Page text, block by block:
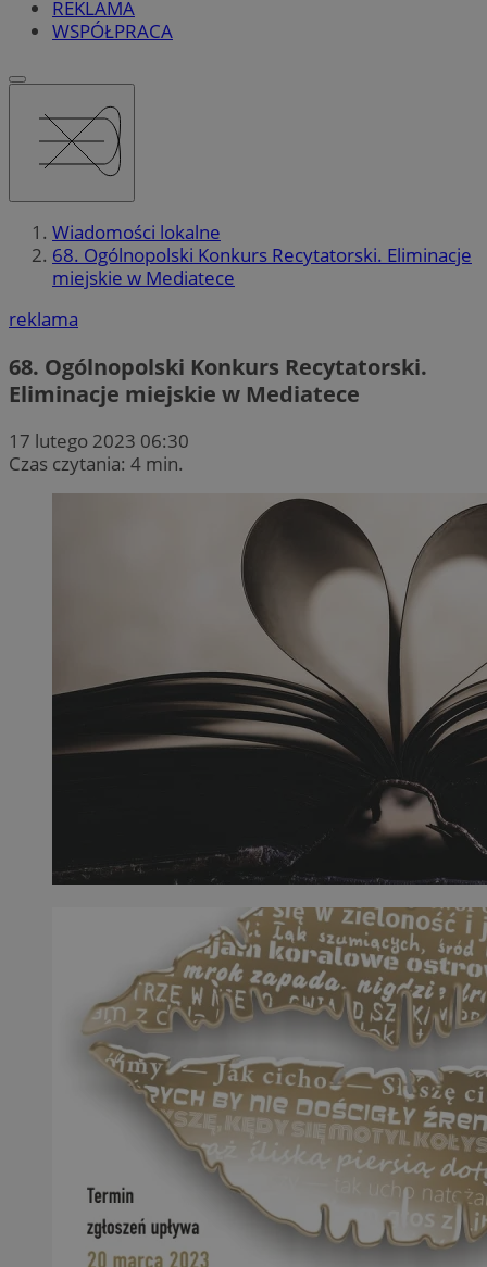
REKLAMA
WSPÓŁPRACA
Wiadomości lokalne
68. Ogólnopolski Konkurs Recytatorski. Eliminacje
miejskie w Mediatece
reklama
68. Ogólnopolski Konkurs Recytatorski.
Eliminacje miejskie w Mediatece
17 lutego 2023 06:30
Czas czytania: 4 min.